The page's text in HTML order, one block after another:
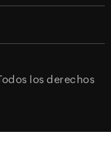
los derechos